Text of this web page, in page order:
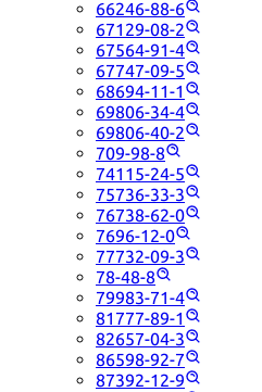
66246-88-6
67129-08-2
67564-91-4
67747-09-5
68694-11-1
69806-34-4
69806-40-2
709-98-8
74115-24-5
75736-33-3
76738-62-0
7696-12-0
77732-09-3
78-48-8
79983-71-4
81777-89-1
82657-04-3
86598-92-7
87392-12-9